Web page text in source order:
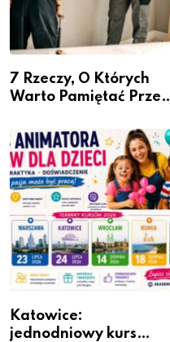
7 Rzeczy, O Których
Warto Pamiętać Przed
Katowice:
jednodniowy kurs